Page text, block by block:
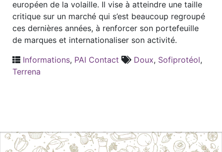
européen de la volaille. Il vise à atteindre une taille
critique sur un marché qui s’est beaucoup regroupé
ces dernières années, à renforcer son portefeuille
de marques et internationaliser son activité.
Informations, PAI Contact Doux, Sofiprotéol,
Terrena